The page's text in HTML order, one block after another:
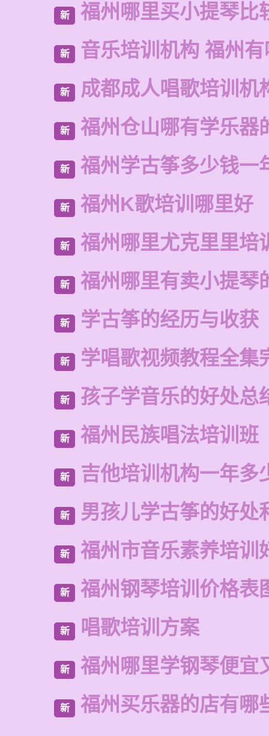
新 福州哪里买小提琴比
新 音乐培训机构 福州
新 成都成人唱歌培训机
新 福州仓山哪有学乐器
新 福州学古筝多少钱一
新 福州K歌培训哪里好
新 福州哪里尤克里里培
新 福州哪里有卖小提琴
新 学古筝的经历与收获
新 学唱歌视频教程全集
新 孩子学音乐的好处总
新 福州民族唱法培训班
新 吉他培训机构一年多
新 男孩儿学古筝的好处
新 福州市音乐素养培训
新 福州钢琴培训价格表
新 唱歌培训方案
新 福州哪里学钢琴便宜
新 福州买乐器的店有哪